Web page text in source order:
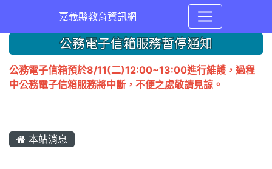
嘉義縣教育資訊網
公務電子信箱服務暫停通知
公務電子信箱預於8/11(二)12:00~13:00進行維護，過程
中公務電子信箱服務將中斷，不便之處敬請見諒。
本站消息